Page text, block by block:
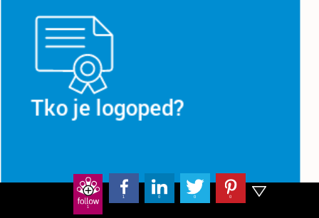
pogledajte u prezentaciji
Tko je logoped?
1
1 0 0 0